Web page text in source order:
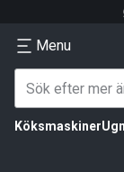
Menu
Köksmaskiner